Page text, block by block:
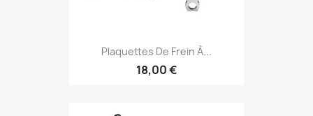
Plaquettes De Frein À...
18,00 €